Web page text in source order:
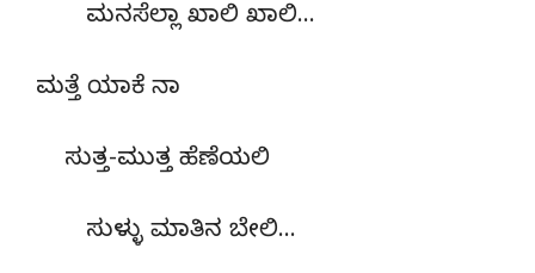
ಮನಸೆಲ್ಲಾ ಖಾಲಿ ಖಾಲಿ…
ಮತ್ತೆ ಯಾಕೆ ನಾ
ಸುತ್ತ-ಮುತ್ತ ಹೆಣೆಯಲಿ
ಸುಳ್ಳು ಮಾತಿನ ಬೇಲಿ…